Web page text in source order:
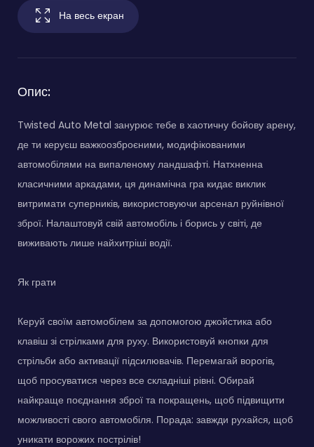
На весь екран
Опис:
Twisted Auto Metal занурює тебе в хаотичну бойову арену,
де ти керуєш важкоозброєними, модифікованими
автомобілями на випаленому ландшафті. Натхненна
класичними аркадами, ця динамічна гра кидає виклик
витримати суперників, використовуючи арсенал руйнівної
зброї. Налаштовуй свій автомобіль і борись у світі, де
виживають лише найхитріші водії.
Як грати
Керуй своїм автомобілем за допомогою джойстика або
клавіш зі стрілками для руху. Використовуй кнопки для
стрільби або активації підсилювачів. Перемагай ворогів,
щоб просуватися через все складніші рівні. Обирай
найкраще поєднання зброї та покращень, щоб підвищити
можливості свого автомобіля. Порада: завжди рухайся, щоб
уникати ворожих пострілів!